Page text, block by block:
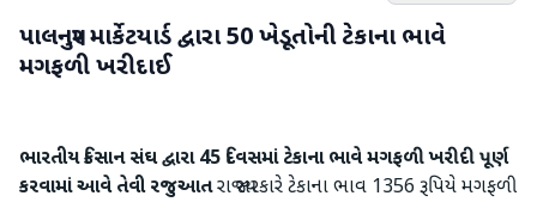
પાલનપુર માર્કેટયાર્ડ દ્વારા 50 ખેડૂતોની ટેકાના ભાવે
મગફળી ખરીદાઈ
ભારતીય કિસાન સંઘ દ્વારા 45 દિવસમાં ટેકાના ભાવે મગફળી ખરીદી પૂર્ણ
કરવામાં આવે તેવી રજુઆતરાજ્ય સરકારે ટેકાના ભાવ 1356 રૂપિયે મગફળી